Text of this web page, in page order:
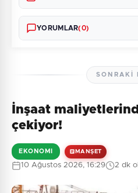
Güvenlik
YORUMLAR(0)
Henüz yorum
SONRAKI
İnşaat
çekiyor!
EKONOMI MANŞET
10 Ağustos 2026, 16:29 2 dk